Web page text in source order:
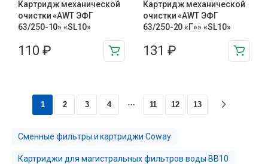
Картридж механической
очистки «AWT ЭФГ
63/250-10» «SL10»
110 ₽
Картридж механической
очистки «AWT ЭФГ
63/250-20 «Г»» «SL10»
131 ₽
1 2 3 4 … 11 12 13
Сменные фильтры и картриджи Coway
Картриджи для магистральных фильтров воды BB10